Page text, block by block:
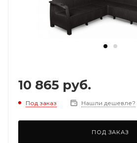
10 865 руб.
Под заказ Нашли дешевле?
ПОД ЗАКАЗ